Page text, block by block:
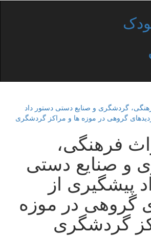
گردشگری و صنایع دستی دستور داد
گروهی در موزه ها و مراكز گردشگری
فرهنگی،
و صنایع دستی
پیشگیری از
گروهی در موزه
گردشگری